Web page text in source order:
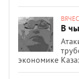
В
экономике